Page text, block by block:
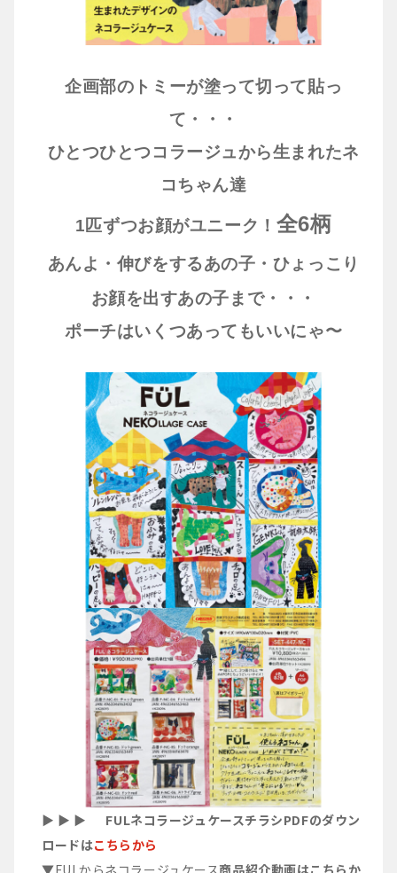
企画部のトミーが塗って切って貼っ
て・・・
ひとつひとつコラージュから生まれたネ
コちゃん達
1匹ずつお顔がユニーク！ 全6柄
あんよ・伸びをするあの子・ひょっこり
お顔を出すあの子まで・・・
ポーチはいくつあってもいいにゃ〜
▶︎ ▶︎ ▶︎ FULネコラージュケースチラシPDFのダウン
ロードはこちらから